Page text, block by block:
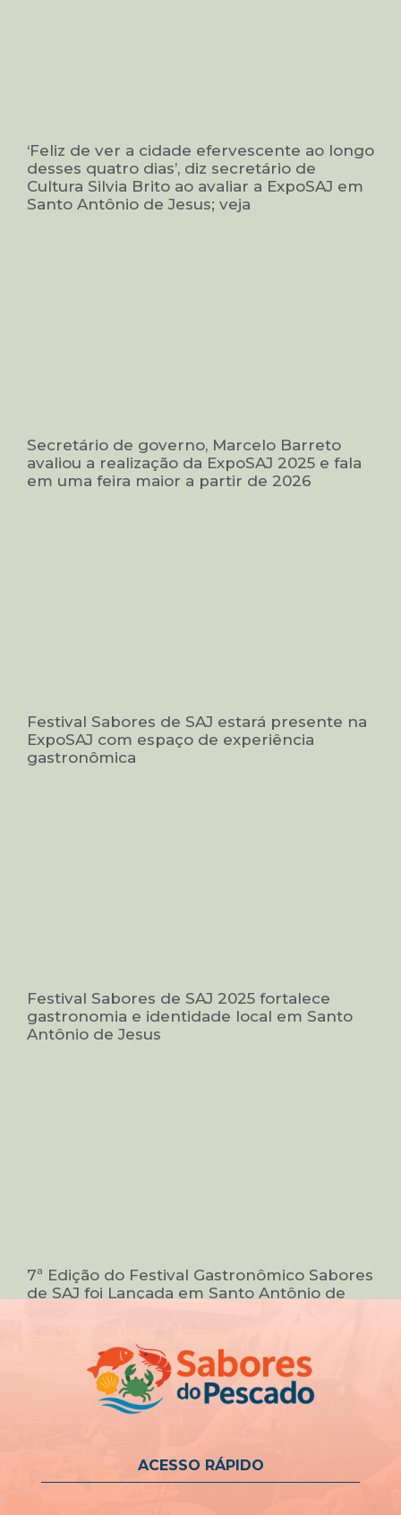
‘Feliz de ver a cidade efervescente ao longo
desses quatro dias’, diz secretário de
Cultura Silvia Brito ao avaliar a ExpoSAJ em
Santo Antônio de Jesus; veja
Secretário de governo, Marcelo Barreto
avaliou a realização da ExpoSAJ 2025 e fala
em uma feira maior a partir de 2026
Festival Sabores de SAJ estará presente na
ExpoSAJ com espaço de experiência
gastronômica
Festival Sabores de SAJ 2025 fortalece
gastronomia e identidade local em Santo
Antônio de Jesus
7ª Edição do Festival Gastronômico Sabores
de SAJ foi Lançada em Santo Antônio de
ACESSO RÁPIDO